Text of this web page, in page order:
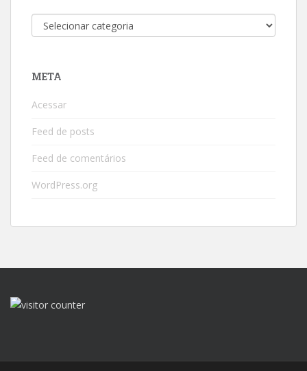
Categorias
META
Acessar
Feed de posts
Feed de comentários
WordPress.org